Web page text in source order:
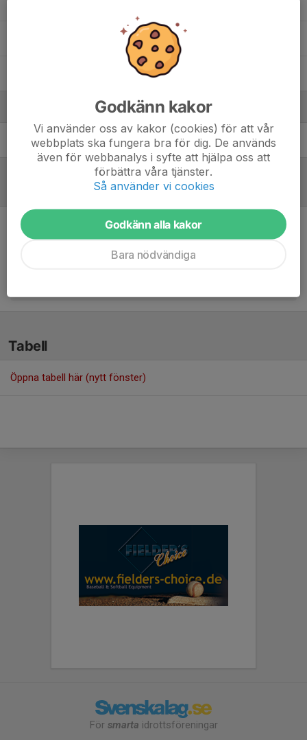
Lise-Lott NordsellLagledare
Inget referat skrivet
Tabell
Öppna tabell här (nytt fönster)
För smarta idrottsföreningar
Godkänn kakor
Vi använder oss av kakor (cookies) för att vår
webbplats ska fungera bra för dig. De används
även för webbanalys i syfte att hjälpa oss att
förbättra våra tjänster.
Så använder vi cookies
Godkänn alla kakor
Bara nödvändiga